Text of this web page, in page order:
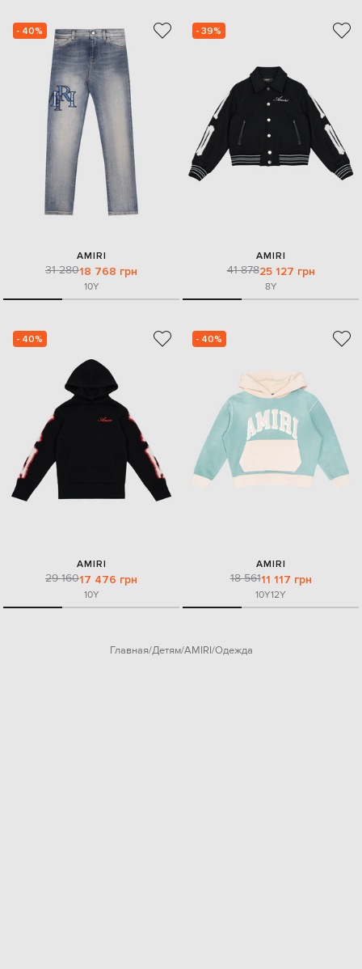
- 40%
AMIRI
31 28018 768 грн
10Y
- 39%
AMIRI
41 87825 127 грн
8Y
- 40%
AMIRI
29 16017 476 грн
10Y
- 40%
AMIRI
18 56111 117 грн
10Y12Y
Главная Детям AMIRI Одежда